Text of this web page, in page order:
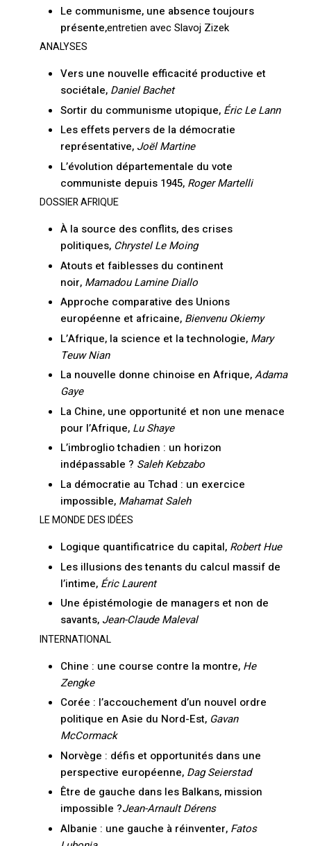
Le communisme, une absence toujours
présente,entretien avec Slavoj Zizek
ANALYSES
Vers une nouvelle efficacité productive et
sociétale,Daniel Bachet
Sortir du communisme utopique,Éric Le Lann
Les effets pervers de la démocratie
représentative,Joël Martine
L’évolution départementale du vote
communiste depuis 1945,Roger Martelli
DOSSIER AFRIQUE
À la source des conflits, des crises
politiques, Chrystel Le Moing
Atouts et faiblesses du continent
noir,Mamadou Lamine Diallo
Approche comparative des Unions
européenne et africaine,Bienvenu Okiemy
L’Afrique, la science et la technologie, Mary
Teuw Nian
La nouvelle donne chinoise en Afrique,Adama
Gaye
La Chine, une opportunité et non une menace
pour l’Afrique, Lu Shaye
L’imbroglio tchadien : un horizon
indépassable ? Saleh Kebzabo
La démocratie au Tchad : un exercice
impossible,Mahamat Saleh
LE MONDE DES IDÉES
Logique quantificatrice du capital,Robert Hue
Les illusions des tenants du calcul massif de
l’intime,Éric Laurent
Une épistémologie de managers et non de
savants,Jean-Claude Maleval
INTERNATIONAL
Chine : une course contre la montre,He
Zengke
Corée : l’accouchement d’un nouvel ordre
politique en Asie du Nord-Est,Gavan
McCormack
Norvège : défis et opportunités dans une
perspective européenne,Dag Seierstad
Être de gauche dans les Balkans, mission
impossible ?Jean-Arnault Dérens
Albanie : une gauche à réinventer,Fatos